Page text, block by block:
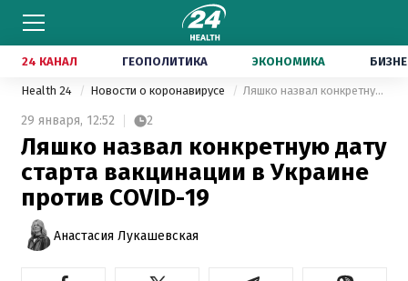
24 КАНАЛ ГЕОПОЛИТИКА ЭКОНОМИКА
Health 24 Новости о коронавирусе Ляшко назвал конкретную дату старта вакцинации в Украине против COVID-19
29 января, 12:52 2
Ляшко назвал конкретную дату
старта вакцинации в Украине
против COVID-19
Анастасия Лукашевская